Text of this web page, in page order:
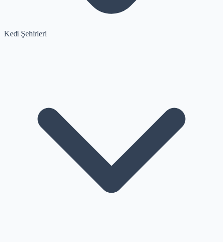
Kedi Şehirleri